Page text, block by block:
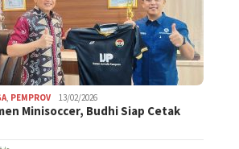
PEMPROV 13/02/2026
Minisoccer, Budhi Siap Cetak